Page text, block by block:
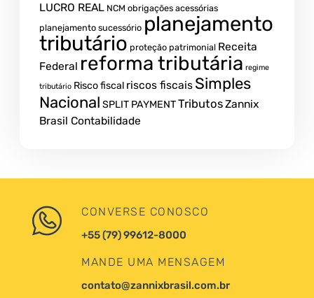
LUCRO REAL NCM obrigações acessórias
planejamento sucessório planejamento
tributário proteção patrimonial Receita
Federal reforma tributária regime
tributário Risco fiscal riscos fiscais Simples
Nacional SPLIT PAYMENTTributosZannix
Brasil Contabilidade
CONVERSE CONOSCO
+55 (79) 99612-8000
MANDE UMA MENSAGEM
contato@zannixbrasil.com.br